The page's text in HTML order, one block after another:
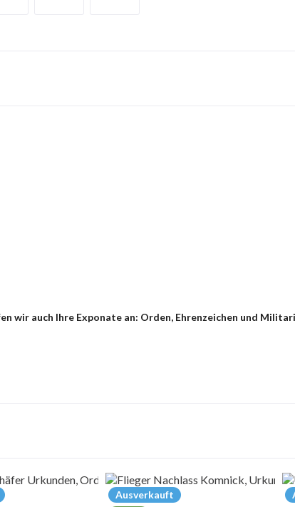
wir auch Ihre Exponate an: Orden, Ehrenzeichen und
Ausverkauft